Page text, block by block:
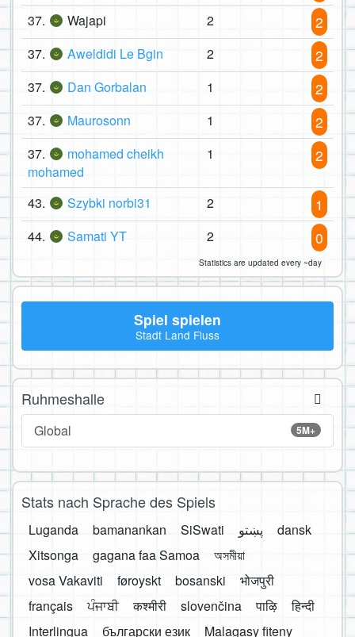
37. Wajapi 2 2
37. Aweldidi Le Bgin 2 2
37. Dan Gorbalan 1 2
37. Maurosonn 1 2
37.
mohamed cheikh
mohamed
1 2
43. Szybki norbi31 2 1
44. Samati YT 2 0
Statistics are updated every ~day
Spiel spielen
Stadt Land Fluss
Ruhmeshalle
5M+
Global
Stats nach Sprache des Spiels
Luganda bamanankan SiSwati پښتو
dansk
Xitsonga
gagana faa Samoa
অসমীয়া
vosa Vakaviti
føroyskt bosanski
भोजपुरी
français
ਪੰਜਾਬੀ कश्मीरी slovenčina पाऴि
हिन्दी
Interlingua
български език Malagasy fiteny